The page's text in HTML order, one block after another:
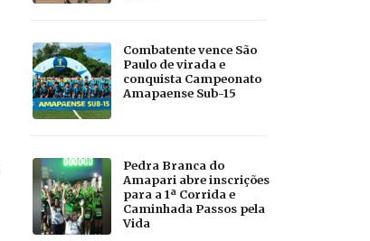
Combatente vence São
Paulo de virada e
conquista Campeonato
Amapaense Sub-15
Pedra Branca do
Amapari abre inscrições
para a 1ª Corrida e
Caminhada Passos pela
Vida